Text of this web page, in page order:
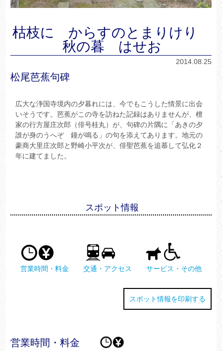
枯枝に からすのとまりけり
秋の暮 はせお
2014.08.25
松尾芭蕉句碑
広大な浄国寺境内の夕暮れには、今でもこうした情景に出会
いそうです。芭蕉がこの寺を訪ねた記録はありませんが、檀
家の行方屋庄次郎（俳号桂丸）が、句碑の片隅に「あきの夕
誰が身のうへぞ 鐘が鳴る」の句を添えてあります。地元の
豪商大里庄次郎と野崎小平次が、俳聖芭蕉を追慕して弘化２
年に建てました。
スポット情報
営業時間・料金 交通・アクセス サービス・その他
スポット情報を印刷する
営業時間・料金